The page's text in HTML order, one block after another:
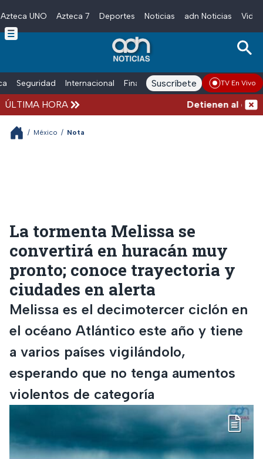
Skip to main content
Azteca UNO Azteca 7 Deportes Noticias adn Noticias
Seguridad Internacional Finanzas adn Noticias Radio
Suscríbete TV En Vivo
ÚLTIMA HORA Detienen al
/ México / Nota
La tormenta Melissa se
convertirá en huracán muy
pronto; conoce trayectoria y
ciudades en alerta
Melissa es el decimotercer ciclón en
el océano Atlántico este año y tiene
a varios países vigilándolo,
esperando que no tenga aumentos
violentos de categoría